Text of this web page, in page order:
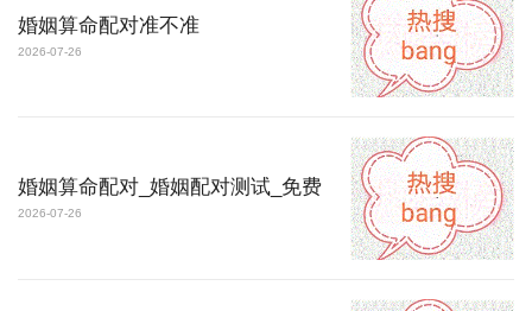
婚姻算命配对准不准
2026-07-26
婚姻算命配对_婚姻配对测试_免费
2026-07-26